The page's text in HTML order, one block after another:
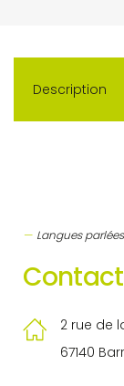
Description
Langues parlées
2 rue de
67140 Barr